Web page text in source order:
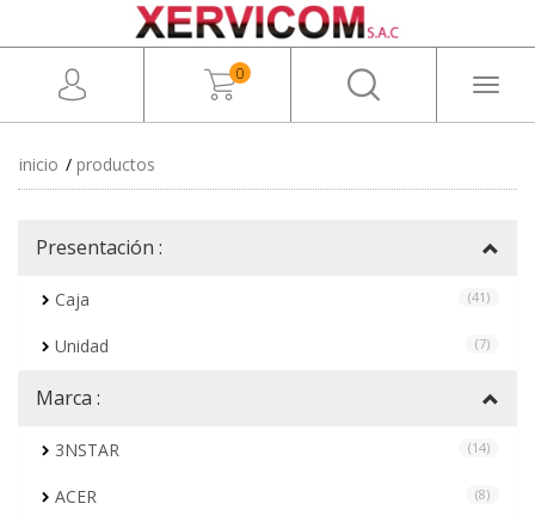
0
inicio productos
Presentación :
Caja (41)
Unidad (7)
Marca :
3NSTAR (14)
ACER (8)